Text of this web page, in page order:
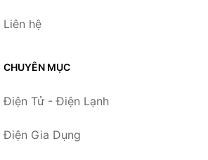
Liên hệ
CHUYÊN MỤC
Điện Tử - Điện Lạnh
Điện Gia Dụng